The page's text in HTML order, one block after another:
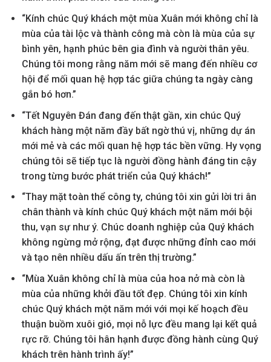
“Kính chúc Quý khách một mùa Xuân mới không chỉ là
mùa của tài lộc và thành công mà còn là mùa của sự
bình yên, hạnh phúc bên gia đình và người thân yêu.
Chúng tôi mong rằng năm mới sẽ mang đến nhiều cơ
hội để mối quan hệ hợp tác giữa chúng ta ngày càng
gắn bó hơn.”
“Tết Nguyên Đán đang đến thật gần, xin chúc Quý
khách hàng một năm đầy bất ngờ thú vị, những dự án
mới mẻ và các mối quan hệ hợp tác bền vững. Hy vọng
chúng tôi sẽ tiếp tục là người đồng hành đáng tin cậy
trong từng bước phát triển của Quý khách!”
“Thay mặt toàn thể công ty, chúng tôi xin gửi lời tri ân
chân thành và kính chúc Quý khách một năm mới bội
thu, vạn sự như ý. Chúc doanh nghiệp của Quý khách
không ngừng mở rộng, đạt được những đỉnh cao mới
và tạo nên nhiều dấu ấn trên thị trường.”
“Mùa Xuân không chỉ là mùa của hoa nở mà còn là
mùa của những khởi đầu tốt đẹp. Chúng tôi xin kính
chúc Quý khách một năm mới với mọi kế hoạch đều
thuận buồm xuôi gió, mọi nỗ lực đều mang lại kết quả
rực rỡ. Chúng tôi hân hạnh được đồng hành cùng Quý
khách trên hành trình ấy!”